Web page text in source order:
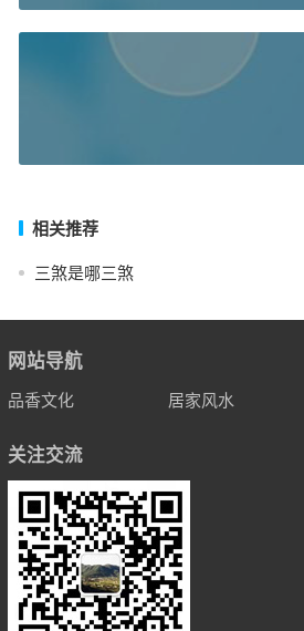
相关推荐
三煞是哪三煞
网站导航
品香文化 居家风水
关注交流